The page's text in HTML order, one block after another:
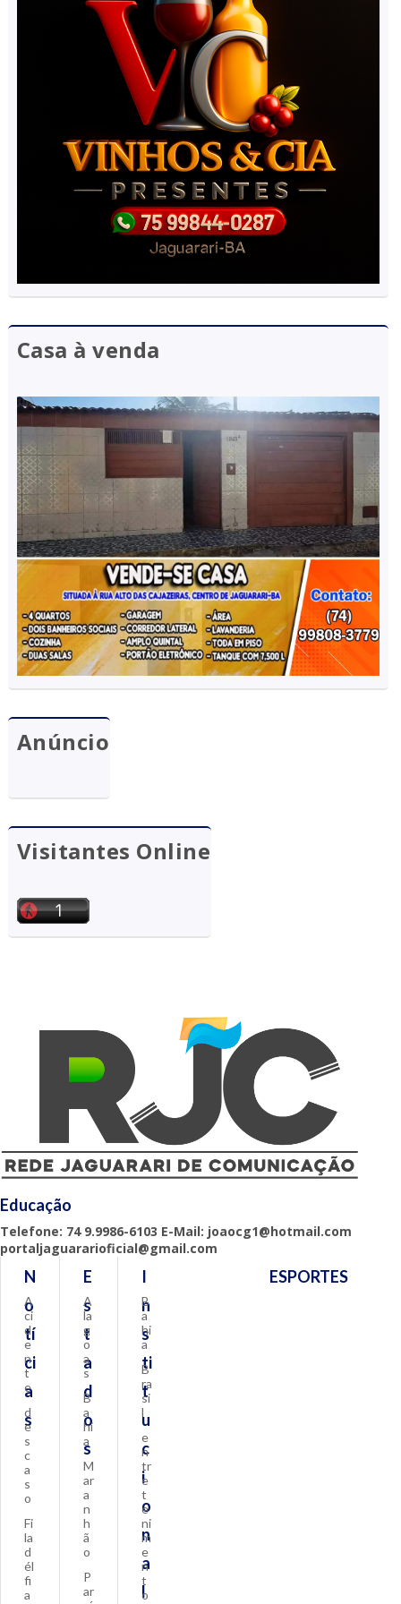
Casa à venda
Anúncio
Visitantes Online
Educação
Telefone: 74 9.9986-6103 E-Mail: joaocg1@hotmail.com
portaljaguararioficial@gmail.com
N
o
tí
ci
a
s
A
ci
d
e
n
t
e
d
e
s
c
a
s
o
Fi
la
d
él
fi
a
E
s
t
a
d
o
s
A
la
g
o
a
s
B
a
hi
a
M
ar
a
n
h
ã
o
P
ar
I
n
s
ti
t
u
c
i
o
n
a
l
B
a
hi
a
B
ra
si
l
e
n
tr
e
t
e
ni
m
e
n
t
o
ESPORTES